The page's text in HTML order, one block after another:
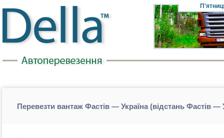
Перевезти вантаж Фастів — Україна (відстань Фастів —